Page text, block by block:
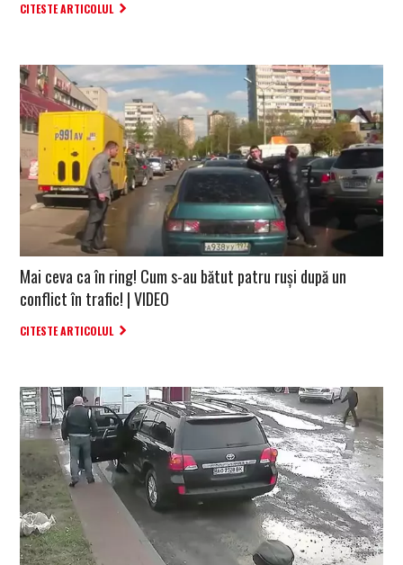
CITESTE ARTICOLUL
Mai ceva ca în ring! Cum s-au bătut patru ruși după un
conflict în trafic! | VIDEO
CITESTE ARTICOLUL